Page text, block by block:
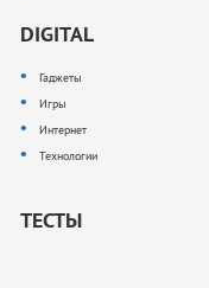
DIGITAL
Гаджеты
Игры
Интернет
Технологии
ТЕСТЫ